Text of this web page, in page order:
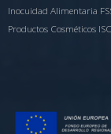
Inocuidad Alimentaria
Productos Cosméticos